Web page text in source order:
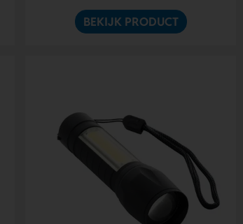
BEKIJK PRODUCT